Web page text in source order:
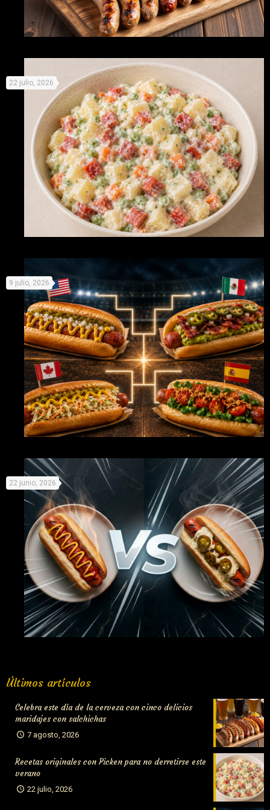
con salchichas
verano
22 julio, 2026
competición
9 julio, 2026
22 junio, 2026
Últimos artículos
Celebra este día de la cerveza con cinco delicios
maridajes con salchichas
7 agosto, 2026
Recetas originales con Picken para no derretirse este
verano
22 julio, 2026